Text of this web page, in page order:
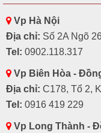
Vp Hà Nội
Địa chỉ: Số 2A Ngõ
Tel: 0902.118.317
Vp Biên Hòa -
Địa chỉ: C178, Tổ 2,
Tel: 0916 419 229
Vp Long Thành -